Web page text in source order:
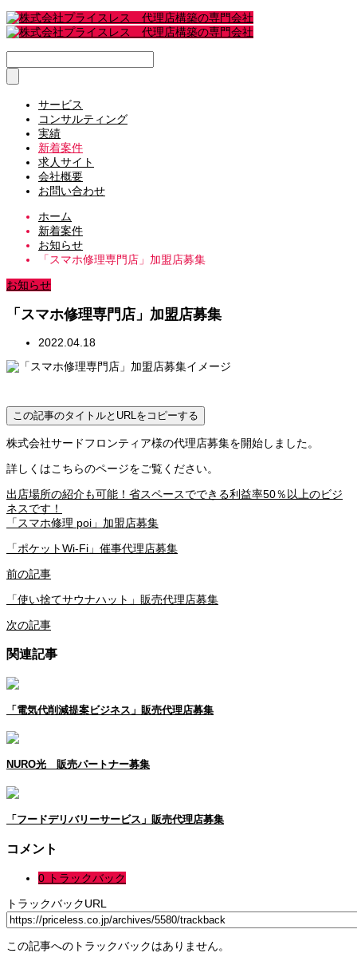
サービス
コンサルティング
実績
新着案件
求人サイト
会社概要
お問い合わせ
ホーム
新着案件
お知らせ
「スマホ修理専門店」加盟店募集
お知らせ
「スマホ修理専門店」加盟店募集
2022.04.18
この記事のタイトルとURLをコピーする
株式会社サードフロンティア様の代理店募集を開始しました。
詳しくはこちらのページをご覧ください。
出店場所の紹介も可能！省スペースでできる利益率50％以上のビジ
ネスです！
「スマホ修理 poi」加盟店募集
「ポケットWi-Fi」催事代理店募集
前の記事
「使い捨てサウナハット」販売代理店募集
次の記事
関連記事
「電気代削減提案ビジネス」販売代理店募集
NURO光 販売パートナー募集
「フードデリバリーサービス」販売代理店募集
コメント
0 トラックバック
トラックバックURL
この記事へのトラックバックはありません。